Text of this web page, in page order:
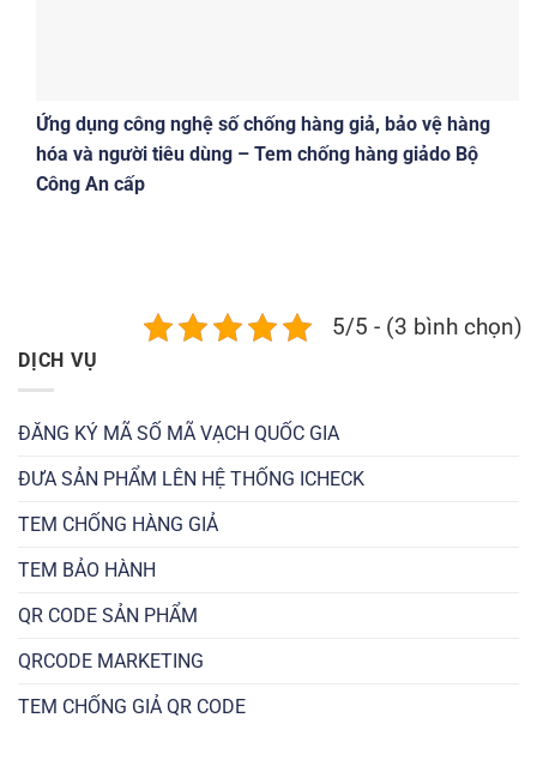
Ứng dụng công nghệ số chống hàng giả, bảo vệ hàng
hóa và người tiêu dùng – Tem chống hàng giảdo Bộ
Công An cấp
5/5 - (3 bình chọn)
DỊCH VỤ
ĐĂNG KÝ MÃ SỐ MÃ VẠCH QUỐC GIA
ĐƯA SẢN PHẨM LÊN HỆ THỐNG ICHECK
TEM CHỐNG HÀNG GIẢ
TEM BẢO HÀNH
QR CODE SẢN PHẨM
QRCODE MARKETING
TEM CHỐNG GIẢ QR CODE